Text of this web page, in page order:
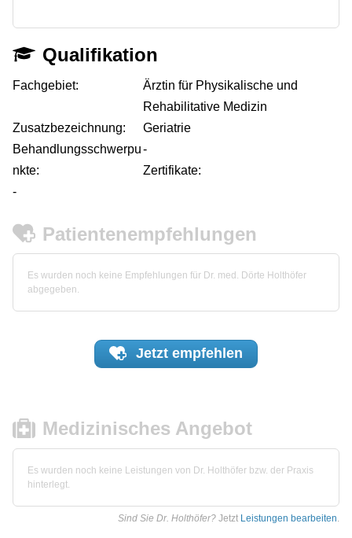
Qualifikation
Fachgebiet:
Ärztin für Physikalische und
Rehabilitative Medizin
Zusatzbezeichnung:
Geriatrie
Behandlungsschwerpu
nkte:
-
Zertifikate:
-
Patientenempfehlungen
Es wurden noch keine Empfehlungen für Dr. med. Dörte Holthöfer
abgegeben.
Jetzt empfehlen
Medizinisches Angebot
Es wurden noch keine Leistungen von Dr. Holthöfer bzw. der Praxis
hinterlegt.
Sind Sie Dr. Holthöfer? Jetzt Leistungen bearbeiten.